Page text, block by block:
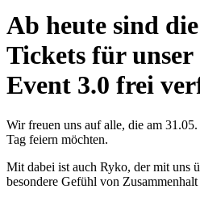
Ab heute sind
Tickets für unser
Event 3.0 frei
Wir freuen uns auf alle, die am
Tag feiern möchten.
Mit dabei ist auch Ryko, der mit uns
besondere Gefühl von